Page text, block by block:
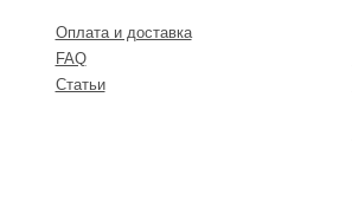
Оплата и доставка
FAQ
Статьи